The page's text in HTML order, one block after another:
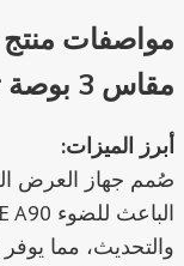
مقاس 3 بوصة ثنائي الإضاءة A90
أبرز الميزات:
والتحديث، مما